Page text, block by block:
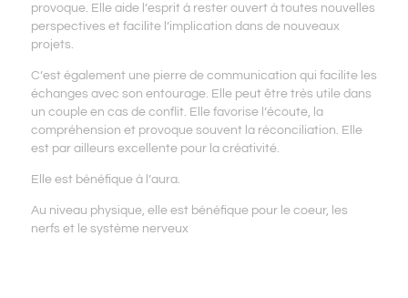
provoque. Elle aide l’esprit à rester ouvert à toutes nouvelles
perspectives et facilite l’implication dans de nouveaux
projets.
C’est également une pierre de communication qui facilite les
échanges avec son entourage. Elle peut être très utile dans
un couple en cas de conflit. Elle favorise l’écoute, la
compréhension et provoque souvent la réconciliation. Elle
est par ailleurs excellente pour la créativité.
Elle est bénéfique à l’aura.
Au niveau physique, elle est bénéfique pour le coeur, les
nerfs et le système nerveux